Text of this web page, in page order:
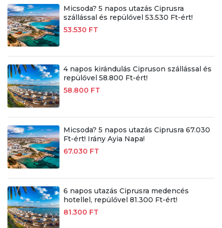
Micsoda? 5 napos utazás Ciprusra
szállással és repülővel 53.530 Ft-ért!
53.530 FT
4 napos kirándulás Cipruson szállással és
repülővel 58.800 Ft-ért!
58.800 FT
Micsoda? 5 napos utazás Ciprusra 67.030
Ft-ért! Irány Ayia Napa!
67.030 FT
6 napos utazás Ciprusra medencés
hotellel, repülővel 81.300 Ft-ért!
81.300 FT